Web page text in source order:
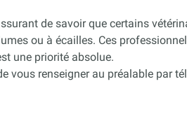
de savoir que certains
ou à écailles. Ces
une priorité absolue.
vous renseigner au préalable par